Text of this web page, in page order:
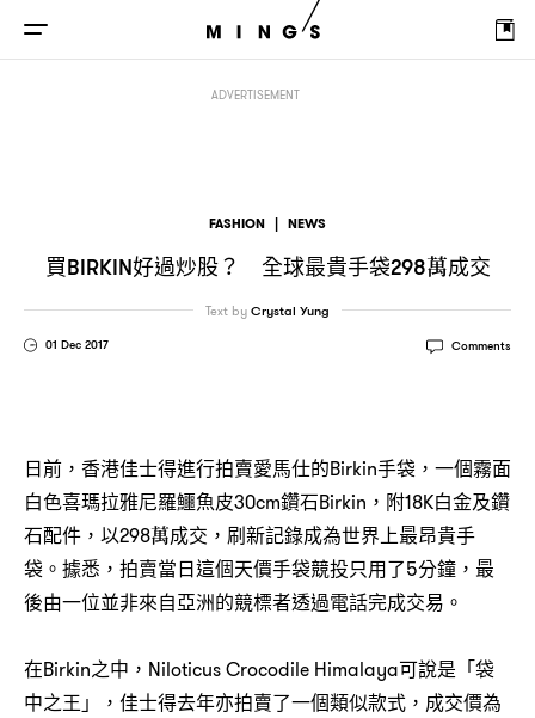
ADVERTISEMENT
FASHION | NEWS
買BIRKIN好過炒股？ 全球最貴手袋298萬成交
01 Dec 2017
Text byCrystal Yung
Comments
日前，香港佳士得進行拍賣愛馬仕的Birkin手袋，一個霧面
白色喜瑪拉雅尼羅鱷魚皮30cm鑽石Birkin，附18K白金及鑽
石配件，以298萬成交，刷新記錄成為世界上最昂貴手
袋。據悉，拍賣當日這個天價手袋競投只用了5分鐘，最
後由一位並非來自亞洲的競標者透過電話完成交易。
在Birkin之中，Niloticus Crocodile Himalaya可說是「袋
中之王」，佳士得去年亦拍賣了一個類似款式，成交價為
全球最貴手袋 298 萬成交